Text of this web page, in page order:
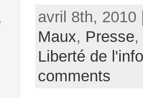
avril 8th, 2010
Maux, Presse,
Liberté de
comments